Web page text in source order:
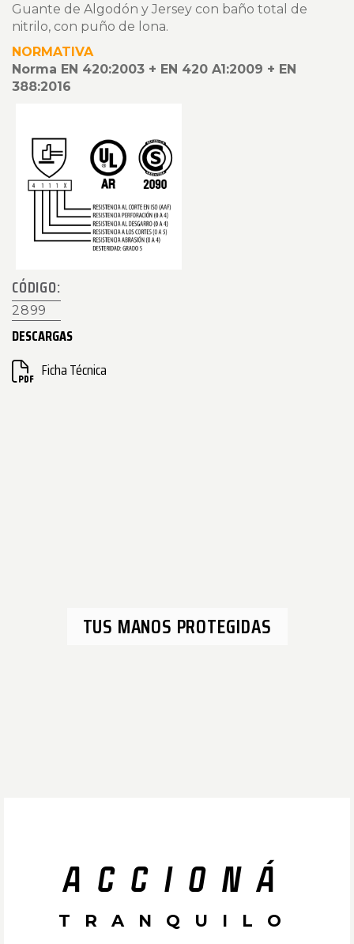
Guante de Algodón y Jersey con baño total de
nitrilo, con puño de lona.
NORMATIVA
Norma EN 420:2003 + EN 420 A1:2009 + EN
388:2016
CÓDIGO:
2899
DESCARGAS
Ficha Técnica
TUS MANOS PROTEGIDAS
ACCIONÁ
TRANQUILO